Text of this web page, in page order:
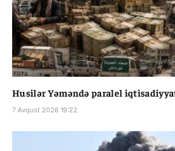
Husilər Yəməndə paralel
7 Avqust 2026 19:22